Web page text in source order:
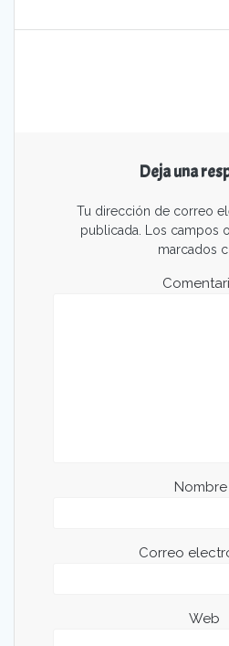
Deja una
Tu dirección de correo
publicada. Los campos
marcados
Nombre
Correo
Web